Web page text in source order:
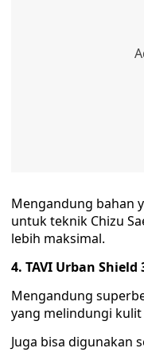
Mengandung bahan
untuk teknik Chizu
lebih maksimal.
4. TAVI Urban Shield
Mengandung
yang melindungi
Juga bisa digunakan